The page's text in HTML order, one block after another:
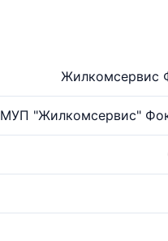
Жилкомсервис
МУП "Жилкомсервис"